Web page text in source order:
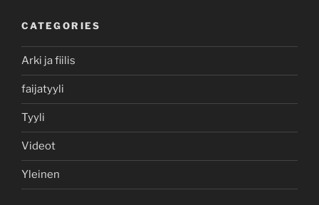
CATEGORIES
Arki ja fiilis
faijatyyli
Tyyli
Videot
Yleinen